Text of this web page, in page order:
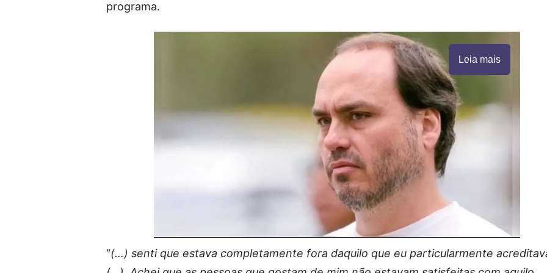
programa.
Leia mais
“(…) senti que estava completamente fora daquilo que eu particularmente